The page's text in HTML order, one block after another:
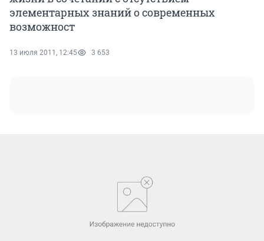
элементарных знаний о современных
возможност
13 июля 2011, 12:45 3 653